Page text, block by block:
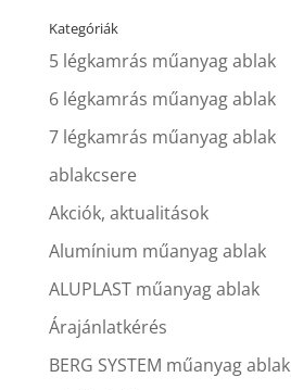
Kategóriák
5 légkamrás műanyag ablak
6 légkamrás műanyag ablak
7 légkamrás műanyag ablak
ablakcsere
Akciók, aktualitások
Alumínium műanyag ablak
ALUPLAST műanyag ablak
Árajánlatkérés
BERG SYSTEM műanyag ablak